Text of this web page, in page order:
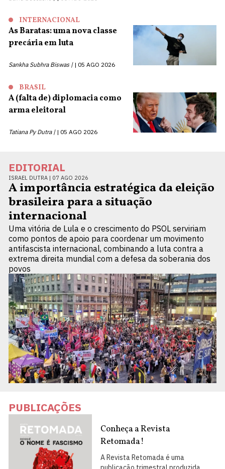
INTERNACIONAL
As Baratas: uma nova classe
precária em luta
Sankha Subhra Biswas | 05 AGO 2026
BRASIL
A (falta de) diplomacia como
arma eleitoral
Tatiana Py Dutra | 05 AGO 2026
EDITORIAL
ISRAEL DUTRA | 07 AGO 2026
A importância estratégica da eleição
brasileira para a situação
internacional
Uma vitória de Lula e o crescimento do PSOL serviriam
como pontos de apoio para coordenar um movimento
antifascista internacional, combinando a luta contra a
extrema direita mundial com a defesa da soberania dos
povos
PUBLICAÇÕES
Conheça a Revista
Retomada!
A Revista Retomada é uma